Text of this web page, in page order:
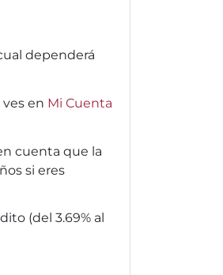
dependerá
en Mi Cuenta
cuenta que la
si eres
(del 3.69% al